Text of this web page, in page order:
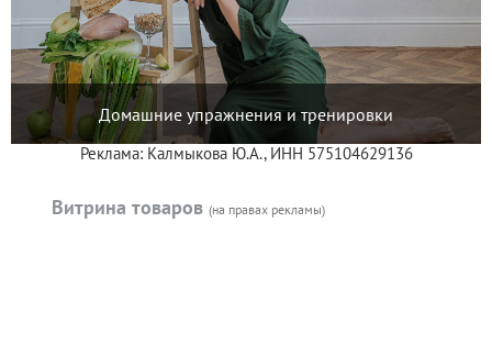
Домашние упражнения и тренировки
Реклама: Калмыкова Ю.А., ИНН 575104629136
Витрина товаров (на правах рекламы)